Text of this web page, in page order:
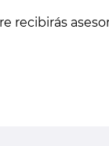
recibirás